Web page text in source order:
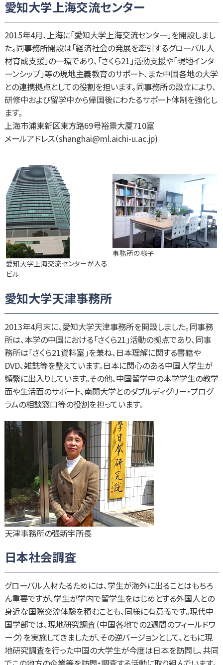
愛知大学上海交流センター
2015年4月、上海に「愛知大学上海交流センター」を開設しまし
た。同事務所開設は「経済社会の発展を牽引するグローバル人
材育成支援」の一環であり、「さくら21」活動支援や「現地インタ
ーンシップ」等の現地主義教育のサポート、また中国各地の大学
との連携拠点としての役割を担います。同事務所の設立により、
研修中および留学中から帰国後にわたるサポート体制を強化し
ます。
上海市浦東新区東方路69号裕景大厦710室
メールアドレス（shanghai@ml.aichi-u.ac.jp)
愛知大学上海交流センターが入る
ビル
事務所の様子
愛知大学天津事務所
2013年4月末に、愛知大学天津事務所を開設しました。同事務
所は、本学の中国における「さくら21」活動の拠点であり、同事
務所は「さくら21資料室」を兼ね、日本理解に関する書籍や
DVD、雑誌等を整えています。日本に関心のある中国人学生が
頻繁に出入りしています。その他、中国留学中の本学学生の教学
面や生活面のサポート、南開大学とのダブルディグリー・プログ
ラムの相談窓口等の役割を担っています。
天津事務所の張新宇所長
日本社会調査
グローバル人材たるためには、学生が海外に出ることはもちろ
ん重要ですが、学生が学内で留学生をはじめとする外国人との
身近な国際交流体験を積むことも、同様に有意義です。現代中
国学部では、現地研究調査（中国各地での2週間のフィールドワ
ーク）を実施してきましたが、その逆バージョンとして、ともに現
地研究調査を行った中国の大学生が今度は日本を訪問し、共同